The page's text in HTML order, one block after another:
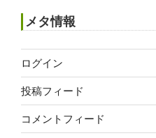
ブメタ情報
ログイン
投稿フィード
コメントフィード